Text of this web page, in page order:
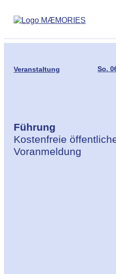
Veranstaltung So.
Führung
Kostenfreie
Voranmeldung